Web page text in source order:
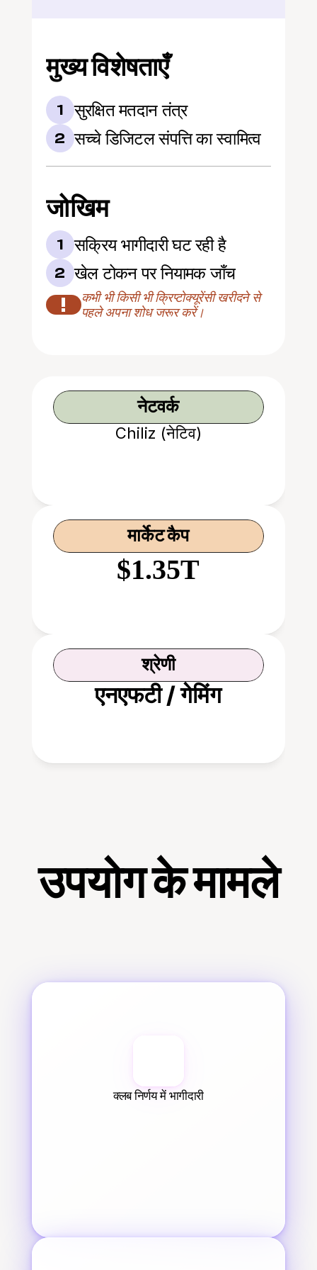
मुख्य विशेषताएँ
1 सुरक्षित मतदान तंत्र
2 सच्चे डिजिटल संपत्ति का स्वामित्व
जोखिम
1 सक्रिय भागीदारी घट रही है
2 खेल टोकन पर नियामक जाँच
!
कभी भी किसी भी क्रिप्टोक्यूरेंसी खरीदने से
पहले अपना शोध जरूर करें।
नेटवर्क
Chiliz (नेटिव)
मार्केट कैप
$1.35T
श्रेणी
एनएफटी / गेमिंग
उपयोग के मामले
क्लब निर्णय में भागीदारी